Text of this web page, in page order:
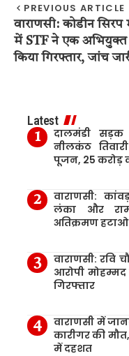
PREVIOUS ARTICLE
वाराणसी: कोडीन सिरप
में STF ने एक अभियुक्त
किया गिरफ्तार, जांच
Latest
दालमंडी
नीलकंठ
पूजन, 25 करोड़
वाराणसी:
लंका और
अतिक्रमण
वाराणसी: रवि
आरोपी
गिरफ्तार
वाराणसी में
कारीगर की
में दहशत